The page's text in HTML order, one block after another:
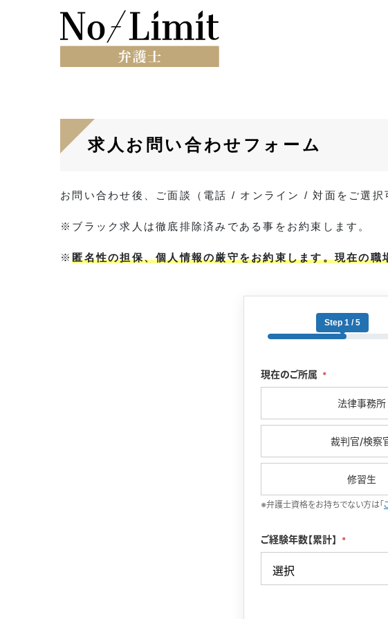
求人お問い合わせフォーム
お問い合わせ後、ご面談（電話 / オンライン / 対面をご選
※ブラック求人は徹底排除済みである事をお約束します。
※匿名性の担保、個人情報の厳守をお約束します。現在の
Step 1 / 5
現在のご所属 *
法律事務所
裁判官/検察
修習生
※弁護士資格をお持ちでない方は「
ご経験年数【累計】 *